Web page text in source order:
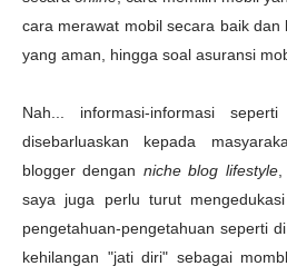
cara merawat mobil secara baik
yang aman, hingga soal asuransi
Nah... informasi-informasi
disebarluaskan kepada
blogger dengan niche blog lifestyle,
saya juga perlu turut
pengetahuan-pengetahuan seperti
kehilangan "jati diri" sebagai